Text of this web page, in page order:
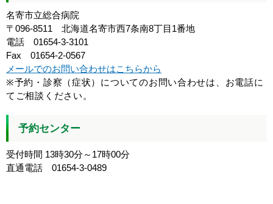
名寄市立総合病院
〒096-8511 北海道名寄市西7条南8丁目1番地
電話 01654-3-3101
Fax 01654-2-0567
メールでのお問い合わせはこちらから
※予約・診察（症状）についてのお問い合わせは、お電話に
てご相談ください。
予約センター
受付時間 13時30分～17時00分
直通電話 01654-3-0489